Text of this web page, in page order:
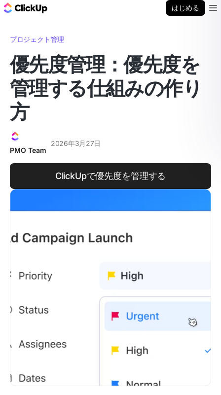
はじめる
プロジェクト管理
優先度管理：優先度を
管理する仕組みの作り
方
PMO Team
2026年3月27日
ClickUpで優先度を管理する